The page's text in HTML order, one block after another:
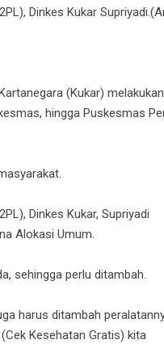
Dinkes Kukar
(Kukar) melakukan
hingga Puskesmas
Dinkes Kukar, Supriyadi
Alokasi Umum.
sehingga perlu ditambah.
harus ditambah
Kesehatan Gratis) kita